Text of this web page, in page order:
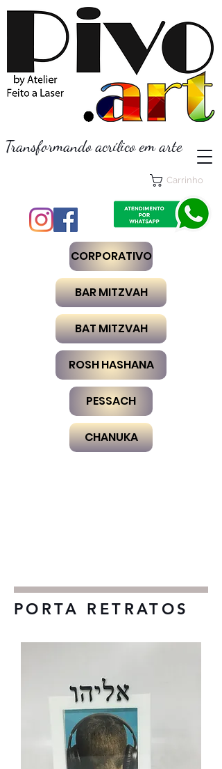
Carrinho
Transformando acrílico em arte
BAR MITZVAH
BAT MITZVAH
ROSH HASHANA
PESSACH
CHANUKA
CORPORATIVO
PORTA RETRATOS